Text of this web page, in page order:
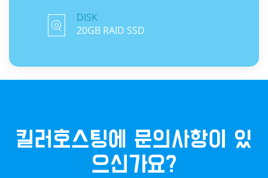
DISK
20GB RAID SSD
킬러호스팅에 문의사항이 있
으신가요?